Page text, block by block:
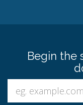
Begin the